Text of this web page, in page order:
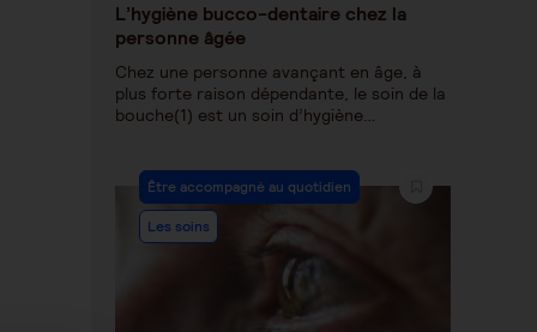
L’hygiène bucco-dentaire chez la
personne âgée
Chez une personne avançant en âge, à
plus forte raison dépendante, le soin de la
bouche(1) est un soin d’hygiène…
Être accompagné au quotidien
Les soins